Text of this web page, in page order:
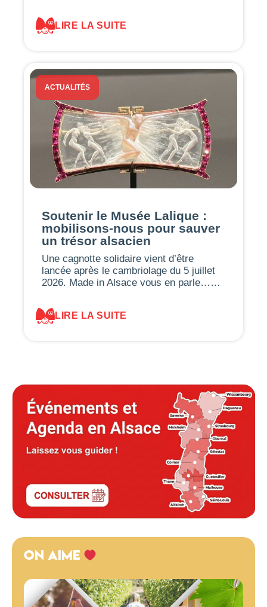
LIRE LA SUITE
ACTUALITÉS
Soutenir le Musée Lalique :
mobilisons-nous pour sauver
un trésor alsacien
Une cagnotte solidaire vient d’être
lancée après le cambriolage du 5 juillet
2026. Made in Alsace vous en parle……
LIRE LA SUITE
ON AIME